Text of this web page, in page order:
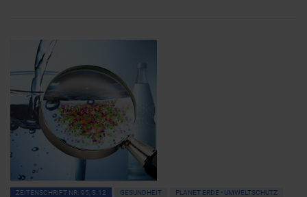
ZEITENSCHRIFT NR. 95, S.12 GESUNDHEIT
PLANET ERDE • UMWELTSCHUTZ